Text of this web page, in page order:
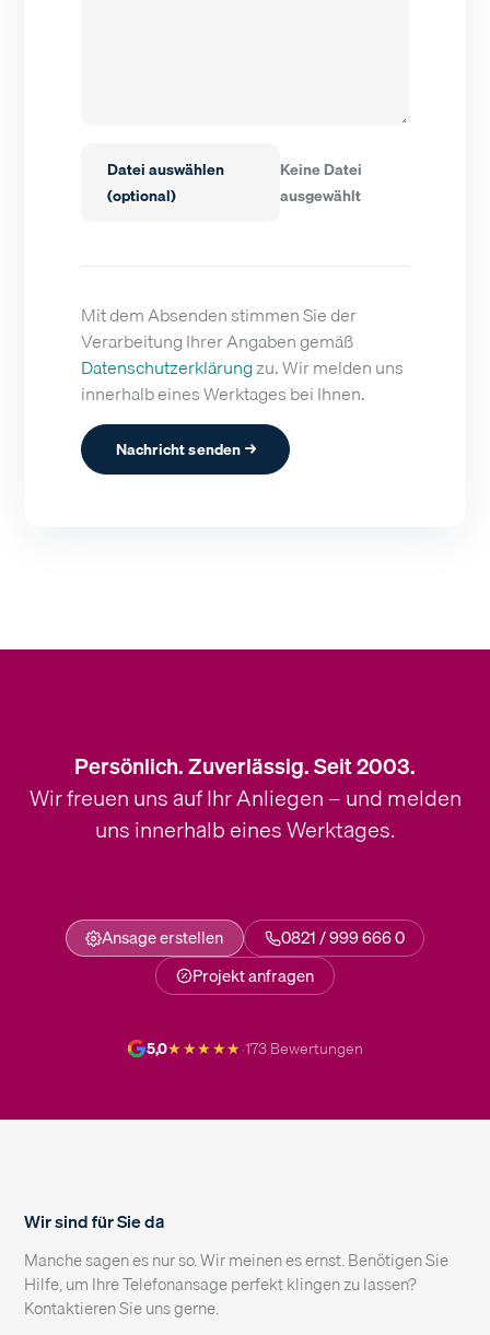
Datei auswählen
(optional)
Keine Datei
ausgewählt
Mit dem Absenden stimmen Sie der
Verarbeitung Ihrer Angaben gemäß
Datenschutzerklärungzu. Wir melden uns
innerhalb eines Werktages bei Ihnen.
Nachricht senden →
Persönlich. Zuverlässig. Seit 2003.
Wir freuen uns auf Ihr Anliegen – und melden
uns innerhalb eines Werktages.
Ansage erstellen
0821 / 999 666 0
Projekt anfragen
5,0★★★★★·173 Bewertungen
Wir sind für Sie da
Manche sagen es nur so. Wir meinen es ernst. Benötigen Sie
Hilfe, um Ihre Telefonansage perfekt klingen zu lassen?
Kontaktieren Sie uns gerne.